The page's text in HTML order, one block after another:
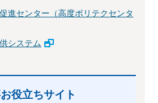
進センター（高度ポリテクセンタ
システム
役立ちサイト